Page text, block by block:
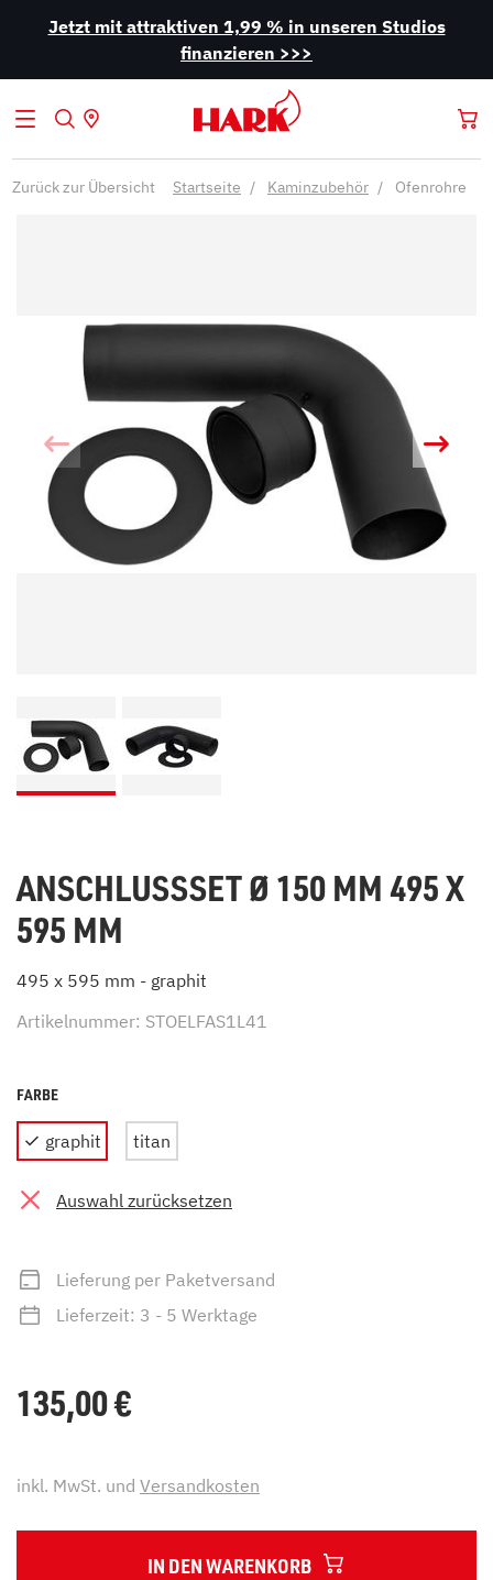
Jetzt mit attraktiven 1,99 % in unseren Studios
finanzieren >>>
Zurück zur Übersicht Startseite Kaminzubehör Ofenrohre
ANSCHLUSSSET Ø 150 MM 495 X
595 MM
495 x 595 mm - graphit
Artikelnummer: STOELFAS1L41
FARBE
graphit titan
Auswahl zurücksetzen
Lieferung per Paketversand
Lieferzeit: 3 - 5 Werktage
135,00€
inkl. MwSt. und Versandkosten
IN DEN WARENKORB